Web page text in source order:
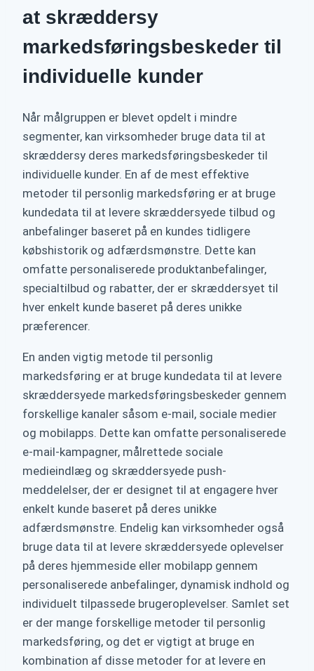
at skræddersy
markedsføringsbeskeder til
individuelle kunder
Når målgruppen er blevet opdelt i mindre
segmenter, kan virksomheder bruge data til at
skræddersy deres markedsføringsbeskeder til
individuelle kunder. En af de mest effektive
metoder til personlig markedsføring er at bruge
kundedata til at levere skræddersyede tilbud og
anbefalinger baseret på en kundes tidligere
købshistorik og adfærdsmønstre. Dette kan
omfatte personaliserede produktanbefalinger,
specialtilbud og rabatter, der er skræddersyet til
hver enkelt kunde baseret på deres unikke
præferencer.
En anden vigtig metode til personlig
markedsføring er at bruge kundedata til at levere
skræddersyede markedsføringsbeskeder gennem
forskellige kanaler såsom e-mail, sociale medier
og mobilapps. Dette kan omfatte personaliserede
e-mail-kampagner, målrettede sociale
medieindlæg og skræddersyede push-
meddelelser, der er designet til at engagere hver
enkelt kunde baseret på deres unikke
adfærdsmønstre. Endelig kan virksomheder også
bruge data til at levere skræddersyede oplevelser
på deres hjemmeside eller mobilapp gennem
personaliserede anbefalinger, dynamisk indhold og
individuelt tilpassede brugeroplevelser. Samlet set
er der mange forskellige metoder til personlig
markedsføring, og det er vigtigt at bruge en
kombination af disse metoder for at levere en